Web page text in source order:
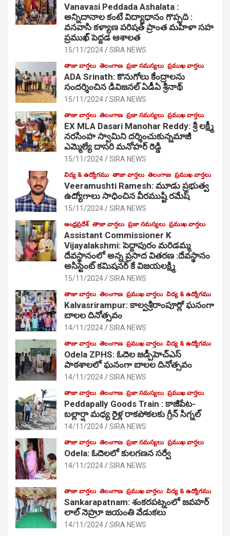
Vanavasi Peddada Ashalata :
అన్నిదానాల కంటే విద్యాధానం గొప్పది :
వనవాసి కళ్యాణ పరిషత్ ప్రాంత మహిళా సహ
ప్రముఖ్ పెద్దడ ఆశాలత
15/11/2024 SIRA NEWS
తాజా వార్తలు తెలంగాణ ప్రజా సమస్యలు ప్రముఖ వార్తలు
ADA Srinath: కొనుగోలు కేంద్రాల‌ను
సంద‌ర్శించిన డివిజనల్ ఏడీఏ శ్రీనాథ్
15/11/2024 SIRA NEWS
తాజా వార్తలు తెలంగాణ ప్రజా సమస్యలు ప్రముఖ వార్తలు
EX MLA Dasari Manohar Reddy: శ్రీ లక్ష్మీ
నరసింహ స్వామిని దర్శించుకున్నమాజీ
ఎమ్మెల్యే దాసరి మనోహర్ రెడ్డి
15/11/2024 SIRA NEWS
విద్య & ఉద్యోగము తాజా వార్తలు తెలంగాణ ప్రముఖ వార్తలు
Veeramushti Ramesh: మూడు ప్రభుత్వ
ఉద్యోగాలు సాధించిన వీరముష్టి రమేష్
15/11/2024 SIRA NEWS
ఆంధ్రప్రదేశ్ తాజా వార్తలు ప్రజా సమస్యలు ప్రముఖ వార్తలు
Assistant Commissioner K
Vijayalakshmi: పెద్దాపురం మరిడమ్మ
దేవస్థానంలో అన్న ప్రసాద వితరణ :దేవస్థానం
అసిస్టెంట్ కమిషనర్ కే విజయలక్ష్మి
15/11/2024 SIRA NEWS
తాజా వార్తలు తెలంగాణ ప్రముఖ వార్తలు విద్య & ఉద్యోగము
Kalvasrirampur: కాల్వశ్రీరాంపూర్లో ఘనంగా
బాలల దినోత్సవం
14/11/2024 SIRA NEWS
తాజా వార్తలు తెలంగాణ ప్రముఖ వార్తలు విద్య & ఉద్యోగము
Odela ZPHS: ఓదెల జ‌డ్పీహెచ్ఎస్
పాఠ‌శాల‌లో ఘనంగా బాలల దినోత్సవం
14/11/2024 SIRA NEWS
తాజా వార్తలు తెలంగాణ ప్రజా సమస్యలు ప్రముఖ వార్తలు
Peddapally Goods Train : కాజీపేట-
బల్లార్షా మధ్య రైళ్ల రాకపోకలకు గ్రీన్ సిగ్నల్
14/11/2024 SIRA NEWS
తాజా వార్తలు తెలంగాణ ప్రజా సమస్యలు ప్రముఖ వార్తలు
Odela: ఓదెలలో కులగణన సర్వే
14/11/2024 SIRA NEWS
తాజా వార్తలు తెలంగాణ ప్రముఖ వార్తలు విద్య & ఉద్యోగము
Sankarapatnam: శంకరపట్నంలో జవహర్
లాల్ నెహ్రూ జయంతి వేడుకలు
14/11/2024 SIRA NEWS